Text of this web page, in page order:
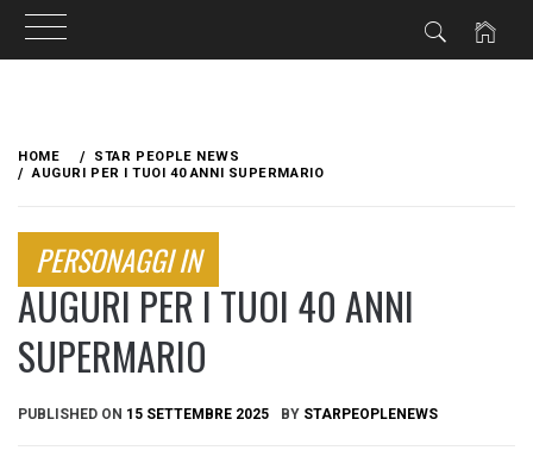
content
HOME
STAR PEOPLE NEWS
AUGURI PER I TUOI 40 ANNI SUPERMARIO
PERSONAGGI IN
AUGURI PER I TUOI 40 ANNI
SUPERMARIO
PUBLISHED ON 15 SETTEMBRE 2025 BY STARPEOPLENEWS